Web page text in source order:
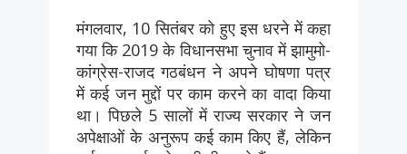
मंगलवार, 10 सितंबर को हुए इस धरने में कहा
गया कि 2019 के विधानसभा चुनाव में झामुमो-
कांग्रेस-राजद गठबंधन ने अपने घोषणा पत्र
में कई जन मुद्दों पर काम करने का वादा किया
था। पिछले 5 सालों में राज्य सरकार ने जन
अपेक्षाओं के अनुरूप कई काम किए हैं, लेकिन